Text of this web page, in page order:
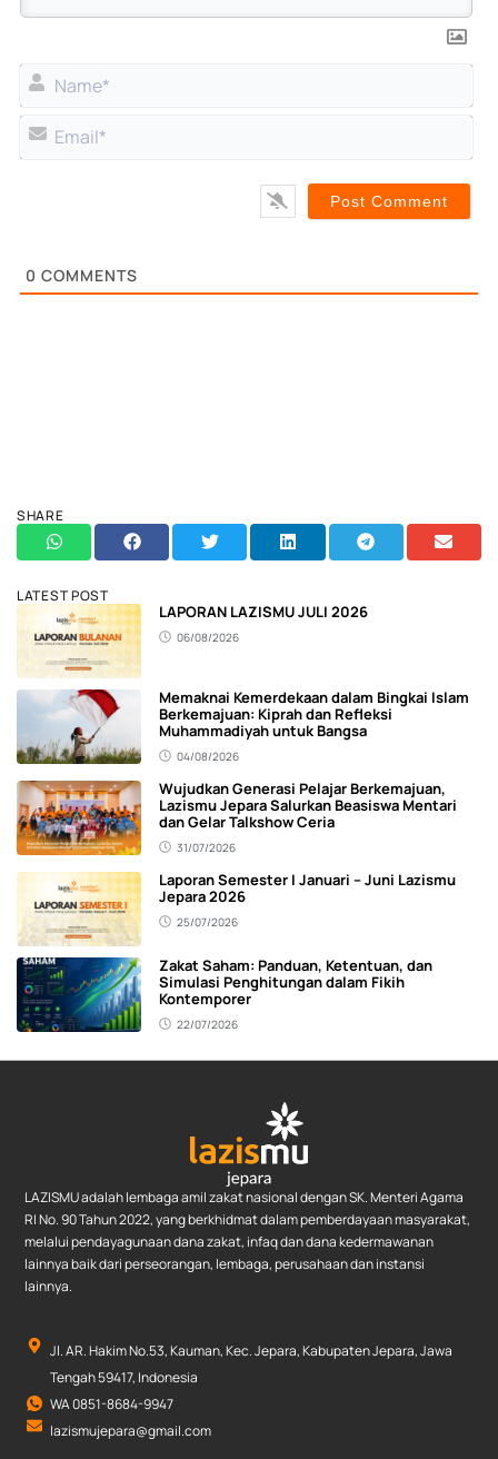
0 COMMENTS
SHARE
LATEST POST
LAPORAN LAZISMU JULI 2026
06/08/2026
Memaknai Kemerdekaan dalam Bingkai Islam
Berkemajuan: Kiprah dan Refleksi
Muhammadiyah untuk Bangsa
04/08/2026
Wujudkan Generasi Pelajar Berkemajuan,
Lazismu Jepara Salurkan Beasiswa Mentari
dan Gelar Talkshow Ceria
31/07/2026
Laporan Semester I Januari – Juni Lazismu
Jepara 2026
25/07/2026
Zakat Saham: Panduan, Ketentuan, dan
Simulasi Penghitungan dalam Fikih
Kontemporer
22/07/2026
LAZISMU adalah lembaga amil zakat nasional dengan SK. Menteri Agama
RI No. 90 Tahun 2022, yang berkhidmat dalam pemberdayaan masyarakat,
melalui pendayagunaan dana zakat, infaq dan dana kedermawanan
lainnya baik dari perseorangan, lembaga, perusahaan dan instansi
lainnya.
Jl. AR. Hakim No.53, Kauman, Kec. Jepara, Kabupaten Jepara, Jawa
Tengah 59417, Indonesia
WA 0851-8684-9947
lazismujepara@gmail.com